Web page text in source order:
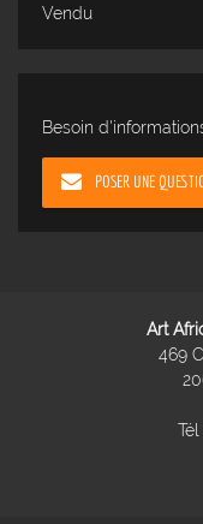
Vendu
Besoin
POSER UNE
Art
469
Tél